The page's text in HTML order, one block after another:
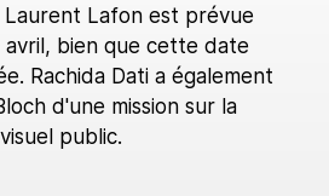
Lafon est prévue
avril, bien que cette date
Rachida Dati a également
d'une mission sur la
public.